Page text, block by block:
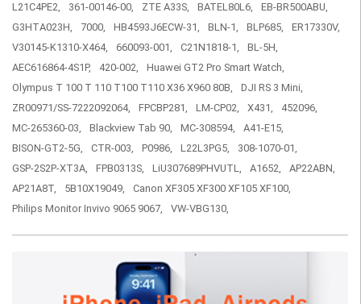
L21C4PE2,
361-00146-00, ZTE A33S, BATEL80L6,
EB-BR500ABU,
G3HTA023H,
7000, HB4593J6ECW-31, BLN-1, BLP685,
ER17330V,
V30145-K1310-X464,
660093-001, C21N1818-1,
BL-5H,
AEC616864-4S1P,
420-002,
Huawei GT2 Pro Smart Watch,
Olympus T 100 T 110 T100 T110 X36 X960 80B,
DJI RS 3 Mini,
ZR00971/SS-7222092064,
FPCBP281, LM-CP02, X431,
452096,
MC-265360-03,
Blackview Tab 90, MC-308594,
A41-E15,
BISON-GT2-5G,
CTR-003, P0986, L22L3PG5,
308-1070-01,
GSP-2S2P-XT3A,
FPB0313S, LiU307689PHVUTL, A1652,
AP22ABN,
AP21A8T,
5B10X19049,
Canon XF305 XF300 XF105 XF100,
Philips Monitor Invivo 9065 9067,
VW-VBG130,